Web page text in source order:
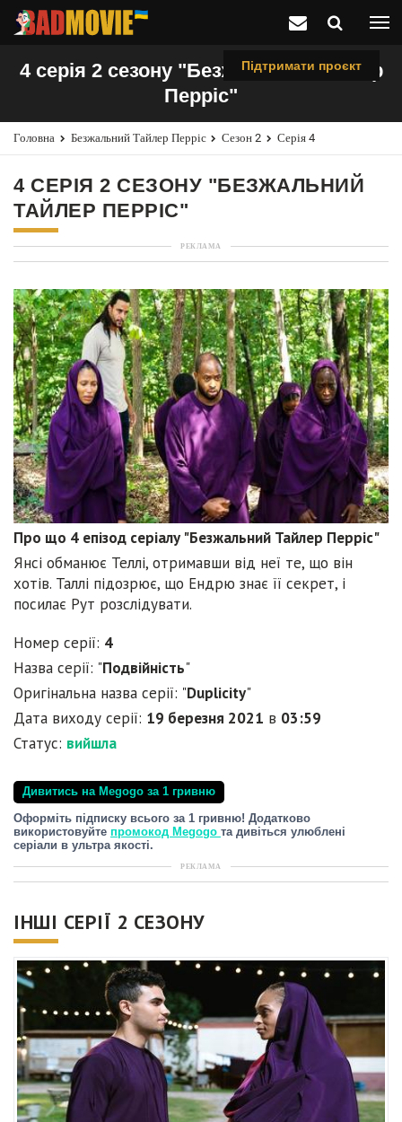
Підтримати проєкт
4 серія 2 сезону "Безжальний Тайлер
Перріс"
Головна Безжальний Тайлер Перріс Сезон 2 Серія 4
4 СЕРІЯ 2 СЕЗОНУ "БЕЗЖАЛЬНИЙ
ТАЙЛЕР ПЕРРІС"
РЕКЛАМА
Про що 4 епізод серіалу "Безжальний Тайлер Перріс"
Янсі обманює Теллі, отримавши від неї те, що він
хотів. Таллі підозрює, що Ендрю знає її секрет, і
посилає Рут розслідувати.
Номер серії: 4
Назва серії: "Подвійність"
Оригінальна назва серії: "Duplicity"
Дата виходу серії: 19 березня 2021 в 03:59
Статус: вийшла
Дивитись на Megogo за 1 гривню
Оформіть підписку всього за 1 гривню! Додатково
використовуйте промокод Megogo та дивіться улюблені
серіали в ультра якості.
РЕКЛАМА
ІНШІ СЕРІЇ 2 СЕЗОНУ